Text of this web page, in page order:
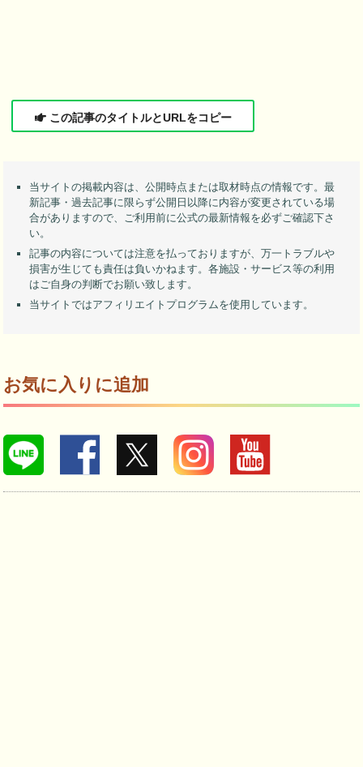
この記事のタイトルとURLをコピー
当サイトの掲載内容は、公開時点または取材時点の情報です。最
新記事・過去記事に限らず公開日以降に内容が変更されている場
合がありますので、ご利用前に公式の最新情報を必ずご確認下さ
い。
記事の内容については注意を払っておりますが、万一トラブルや
損害が生じても責任は負いかねます。各施設・サービス等の利用
はご自身の判断でお願い致します。
当サイトではアフィリエイトプログラムを使用しています。
お気に入りに追加